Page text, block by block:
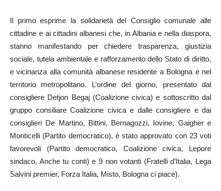
Il primo esprime la solidarietà del Consiglio comunale alle
cittadine e ai cittadini albanesi che, in Albania e nella diaspora,
stanno manifestando per chiedere trasparenza, giustizia
sociale, tutela ambientale e rafforzamento dello Stato di diritto,
e vicinanza alla comunità albanese residente a Bologna e nel
territorio metropolitano. L’ordine del giorno, presentato dal
consigliere Detjon Begaj (Coalizione civica) e sottoscritto dal
gruppo consiliare Coalizione civica e dalle consigliere e dai
consiglieri De Martino, Bittini, Bernagozzi, Iovine, Gaigher e
Monticelli (Partito democratico), è stato approvato con 23 voti
favorevoli (Partito democratico, Coalizione civica, Lepore
sindaco, Anche tu conti) e 9 non votanti (Fratelli d’Italia, Lega
Salvini premier, Forza Italia, Misto, Bologna ci piace).